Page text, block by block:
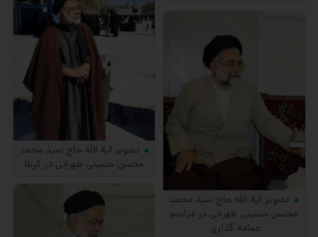
تصویر آیة اللَه حاج سید محمد
محسن حسینی طهرانی در کربلا
تصویر آیة اللَه حاج سید محمد
محسن حسینی طهرانی در مراسم
عمامه گذاری